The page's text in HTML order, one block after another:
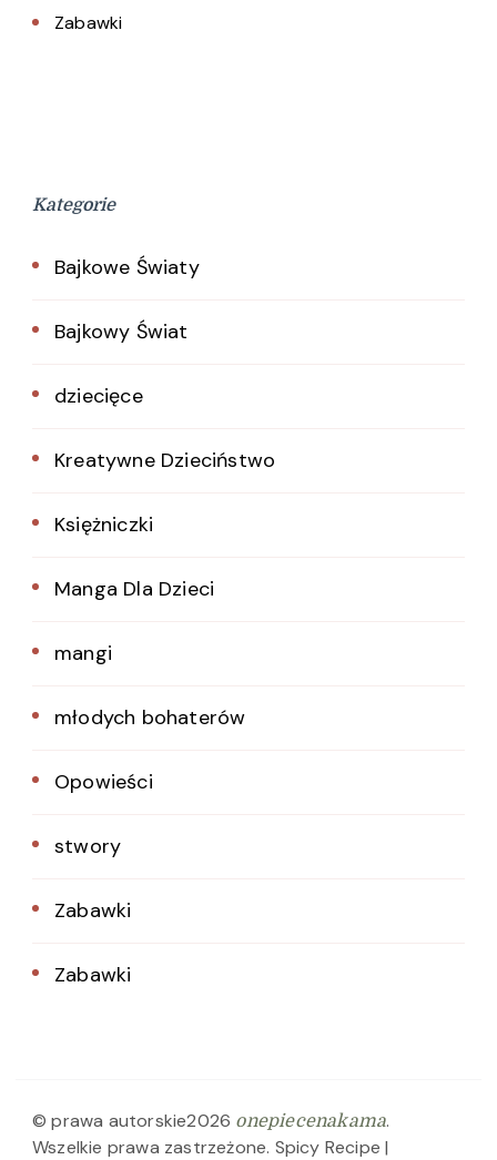
Zabawki
Kategorie
Bajkowe Światy
Bajkowy Świat
dziecięce
Kreatywne Dzieciństwo
Księżniczki
Manga Dla Dzieci
mangi
młodych bohaterów
Opowieści
stwory
Zabawki
Zabawki
© prawa autorskie2026 onepiecenakama.
Wszelkie prawa zastrzeżone. Spicy Recipe |